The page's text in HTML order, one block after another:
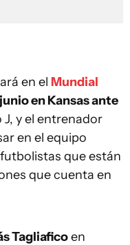
en el Mundial
en Kansas ante
y el entrenador
en el equipo
que están
que cuenta en
Tagliaficoen